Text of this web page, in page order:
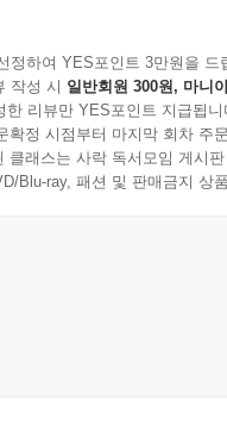
은조’. 양반 아버지와 천
도적질은 세상을 향한 분
인자인 도월대군 ‘이열’
다 우연히 ‘홍은조’를 만
수 있는
정하여 YES포인트 3만원을 드
작성 시 일반회원 300원, 마니
한 리뷰만 YES포인트 지급됩니
확정 시점부터 마지막 회차 주
클래스는 사락 독서모임 게시
Blu-ray, 패션 및 판매금지 상